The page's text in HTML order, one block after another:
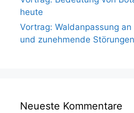
heute
Vortrag: Waldanpassung
und zunehmende Störungen
Neueste Kommentare